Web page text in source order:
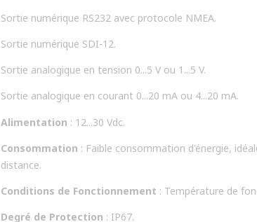
Sortie numérique RS232 avec protocole NMEA.
Sortie numérique SDI-12.
Sortie analogique en tension 0...5 V ou 1...5 V.
Sortie analogique en courant 0...20 mA ou 4...20 mA.
Alimentation : 12...30 Vdc.
Consommation : Faible consommation d'énergie,
distance.
Conditions de Fonctionnement : Température de
Degré de Protection : IP67.